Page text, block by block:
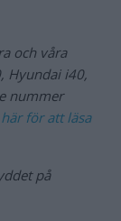
och våra
Hyundai i40,
nummer
för att läsa
på